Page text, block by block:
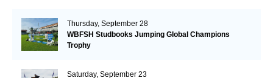
Thursday, September 28
WBFSH Studbooks Jumping Global Champions
Trophy
Saturday, September 23